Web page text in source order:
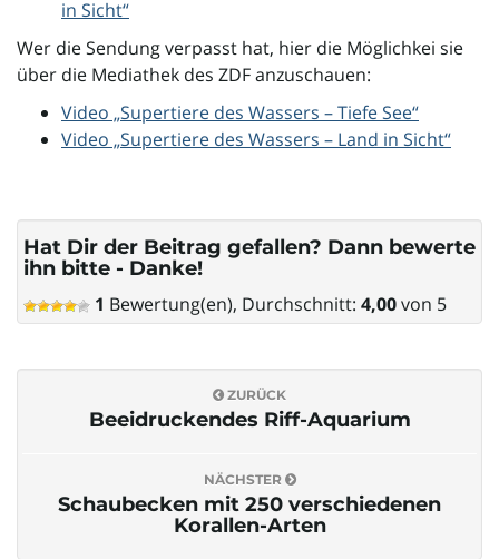
i
in Sicht“
Wer die Sendung verpasst hat, hier die Möglichkei sie
über die Mediathek des ZDF anzuschauen:
Video „Supertiere des Wassers – Tiefe See“
Video „Supertiere des Wassers – Land in Sicht“
Hat Dir der Beitrag gefallen? Dann bewerte
ihn bitte - Danke!
1 Bewertung(en), Durchschnitt: 4,00von 5
ZURÜCK
Beeidruckendes Riff-Aquarium
NÄCHSTER
Schaubecken mit 250 verschiedenen
Korallen-Arten